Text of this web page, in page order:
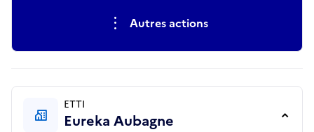
Autres actions
ETTI
Eureka Aubagne